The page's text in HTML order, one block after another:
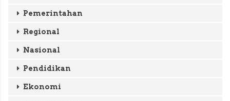
Pemerintahan
Regional
Nasional
Pendidikan
Ekonomi